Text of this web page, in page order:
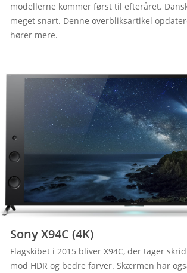
modellerne kommer først til efteråret.
meget snart. Denne overbliksartikel
hører mere.
Sony X94C (4K)
Flagskibet i 2015 bliver X94C, der tager
mod HDR og bedre farver. Skærmen har